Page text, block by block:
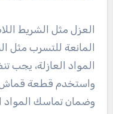
العزل مثل الشريط
المانعة للتسرب مثل
المواد العازلة، يجب
واستخدم قطعة قماش
وضمان تماسك المواد